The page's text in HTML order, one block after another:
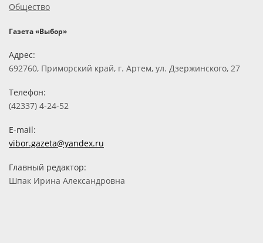
Общество
Газета «Выбор»
Адрес:
692760, Приморский край, г. Артем, ул. Дзержинского, 27
Телефон:
(42337) 4-24-52
E-mail:
vibor.gazeta@yandex.ru
Главный редактор:
Шпак Ирина Александровна